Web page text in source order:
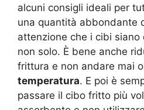
alcuni consigli ideali per
una quantità abbondante
attenzione che i cibi
non solo. È bene anche
frittura e non andare mai
temperatura. E poi è
passare il cibo fritto più